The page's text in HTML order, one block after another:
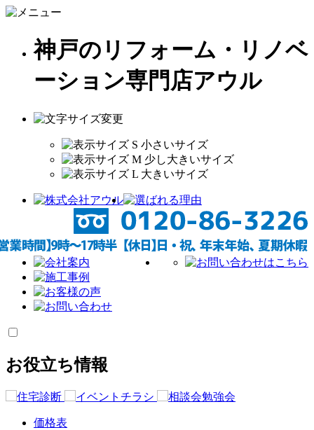
神戸のリフォーム・リノベ
ーション専門店アウル
お役立ち情報
価格表